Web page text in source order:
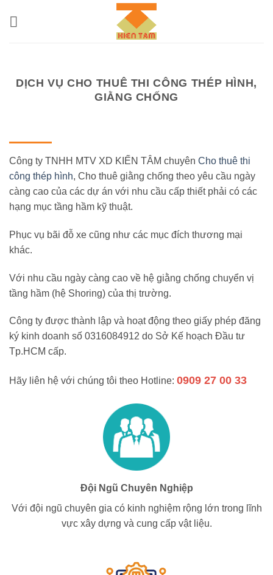
DỊCH VỤ CHO THUÊ THI CÔNG THÉP HÌNH,
GIẰNG CHỐNG
Công ty TNHH MTV XD KIẾN TÂM chuyên Cho thuê thi
công thép hình, Cho thuê giằng chống theo yêu cầu ngày
càng cao của các dự án với nhu cầu cấp thiết phải có các
hạng mục tầng hầm kỹ thuật.
Phục vụ bãi đỗ xe cũng như các mục đích thương mại
khác.
Với nhu cầu ngày càng cao về hệ giằng chống chuyển vị
tầng hầm (hệ Shoring) của thị trường.
Công ty được thành lập và hoạt động theo giấy phép đăng
ký kinh doanh số 0316084912 do Sở Kế hoạch Đầu tư
Tp.HCM cấp.
Hãy liên hệ với chúng tôi theo Hotline: 0909 27 00 33
Đội Ngũ Chuyên Nghiệp
Với đội ngũ chuyên gia có kinh nghiệm rộng lớn trong lĩnh
vực xây dựng và cung cấp vật liệu.